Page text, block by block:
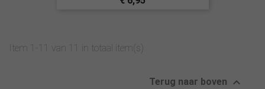
Item 1-11 van 11 in totaal item(s)
Terug naar boven 